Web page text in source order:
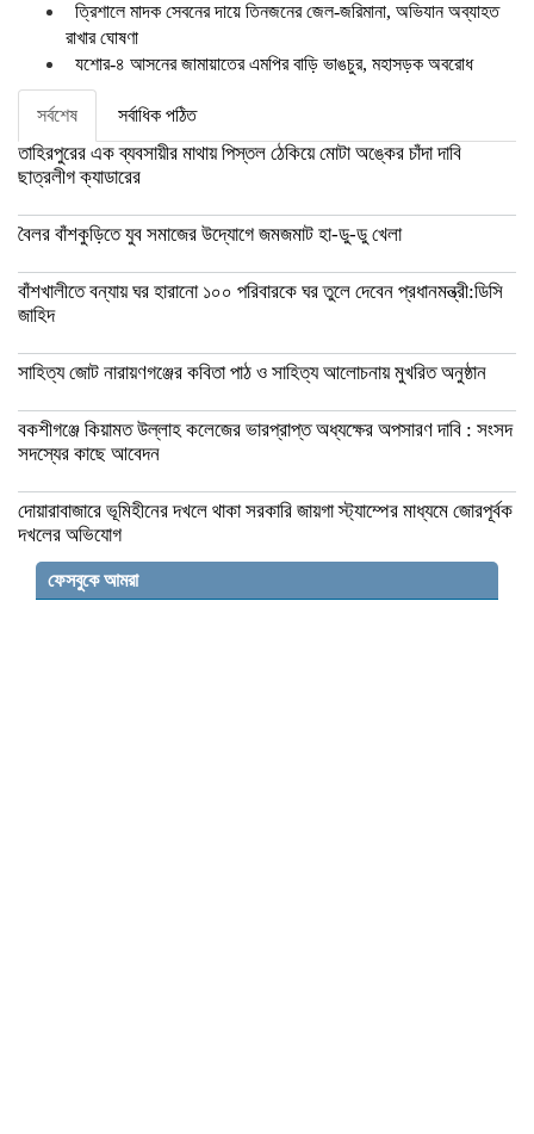
ত্রিশালে মাদক সেবনের দায়ে তিনজনের জেল-জরিমানা, অভিযান অব্যাহত
রাখার ঘোষণা
যশোর-৪ আসনের জামায়াতের এমপির বাড়ি ভাঙচুর, মহাসড়ক অবরোধ
সর্বশেষ সর্বাধিক পঠিত
তাহিরপুরের এক ব্যবসায়ীর মাথায় পিস্তল ঠেকিয়ে মোটা অঙ্কের চাঁদা দাবি
ছাত্রলীগ ক্যাডারের
বৈলর বাঁশকুড়িতে যুব সমাজের উদ্যোগে জমজমাট হা-ডু-ডু খেলা
বাঁশখালীতে বন্যায় ঘর হারানো ১০০ পরিবারকে ঘর তুলে দেবেন প্রধানমন্ত্রী:ডিসি
জাহিদ
সাহিত্য জোট নারায়ণগঞ্জের কবিতা পাঠ ও সাহিত্য আলোচনায় মুখরিত অনুষ্ঠান
বকশীগঞ্জে কিয়ামত উল্লাহ কলেজের ভারপ্রাপ্ত অধ্যক্ষের অপসারণ দাবি : সংসদ
সদস্যের কাছে আবেদন
দোয়ারাবাজারে ভূমিহীনের দখলে থাকা সরকারি জায়গা স্ট্যাম্পের মাধ্যমে জোরপূর্বক
দখলের অভিযোগ
ফেসবুকে আমরা